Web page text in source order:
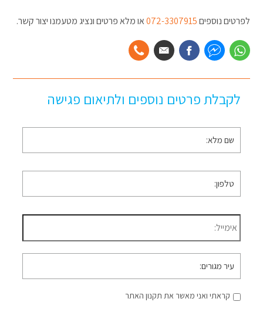
לפרטים נוספים072-3307915או מלא פרטים ונציג מטעמנו יצור קשר.
לקבלת פרטים נוספים ולתיאום פגישה
שם
מלא *
טלפון *
דוא״ל *
עיר
מגורים
קראתי ואני מאשר את תקנון האתר